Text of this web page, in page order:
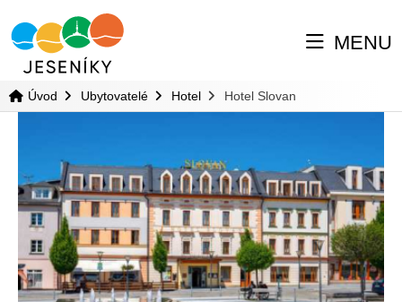
MENU
Úvod Ubytovatelé Hotel Hotel Slovan